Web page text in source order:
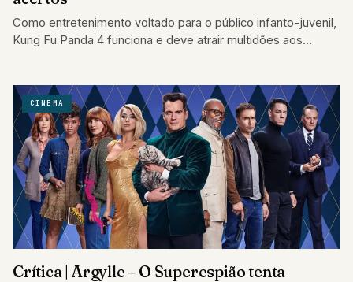
Como entretenimento voltado para o público infanto-juvenil,
Kung Fu Panda 4 funciona e deve atrair multidões aos
CINEMA
Crítica | Argylle – O Superespião tenta